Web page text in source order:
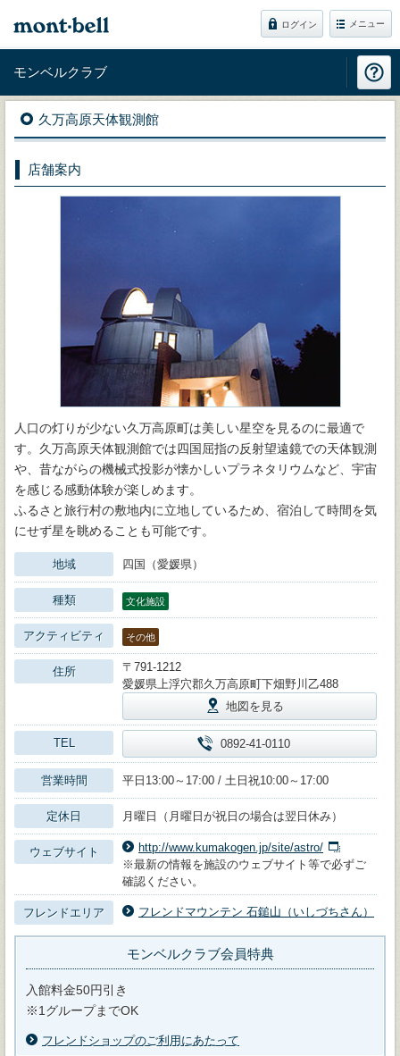
ログイン メニュー
モンベルクラブ
久万高原天体観測館
店舗案内
人口の灯りが少ない久万高原町は美しい星空を見るのに最適で
す。久万高原天体観測館では四国屈指の反射望遠鏡での天体観測
や、昔ながらの機械式投影が懐かしいプラネタリウムなど、宇宙
を感じる感動体験が楽しめます。
ふるさと旅行村の敷地内に立地しているため、宿泊して時間を気
にせず星を眺めることも可能です。
地域 四国（愛媛県）
種類 文化施設
アクティビティ その他
住所
〒791-1212
愛媛県上浮穴郡久万高原町下畑野川乙488
地図を見る
TEL 0892-41-0110
営業時間 平日13:00～17:00 / 土日祝10:00～17:00
定休日 月曜日（月曜日が祝日の場合は翌日休み）
ウェブサイト
http://www.kumakogen.jp/site/astro/
※最新の情報を施設のウェブサイト等で必ずご
確認ください。
フレンドエリア フレンドマウンテン 石鎚山（いしづちさん）
モンベルクラブ会員特典
入館料金50円引き
※1グループまでOK
フレンドショップのご利用にあたって